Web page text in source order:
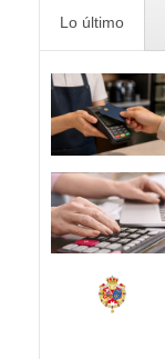
Lo último